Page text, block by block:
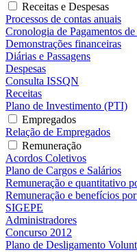
Receitas e Despesas
Processos de contas anuais
Cronologia de Pagamentos
Demonstrações financeiras
Diárias e Passagens
Despesas
Consulta ISSQN
Receitas
Plano de Investimento (PTI)
Empregados
Relação de Empregados
Remuneração
Acordos Coletivos
Plano de Cargos e Salários
Remuneração e quantitativo
Remuneração e benefícios
SIGEPE
Administradores
Concurso 2012
Plano de Desligamento